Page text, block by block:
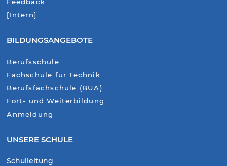
[Intern]
BILDUNGSANGEBOTE
Berufsschule
Fachschule für Technik
Berufsfachschule (BÜA)
Fort- und Weiterbildung
Anmeldung
UNSERE SCHULE
Schulleitung